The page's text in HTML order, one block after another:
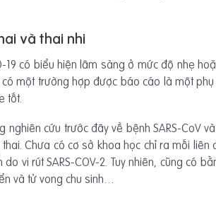
và thai nhi
có biểu hiện lâm sàng ở mức độ nhẹ
một trường hợp được báo cáo là một
tốt.
cứu trước đây về bệnh SARS-CoV
Chưa có cơ sở khoa học chỉ ra mối liên
vi rút SARS-COV-2. Tuy nhiên, cũng có
và tử vong chu sinh…